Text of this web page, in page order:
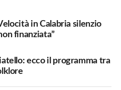
in Calabria silenzio
finanziata”
ecco il programma tra